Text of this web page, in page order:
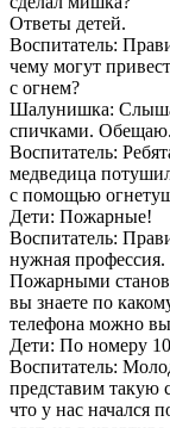
Ответы детей.
Воспитатель:
чему могут
с огнем?
Шалунишка:
спичками. Обещаю.
Воспитатель:
медведица
с помощью
Дети: Пожарные!
Воспитатель:
нужная профессия.
Пожарными
вы знаете по
телефона можно
Дети: По номеру
Воспитатель:
представим такую
что у нас начался